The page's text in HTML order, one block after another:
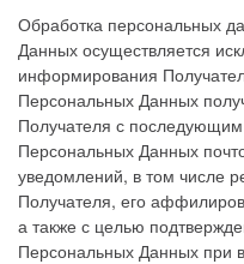
Обработка персональных
Данных осуществляется
информирования
Персональных Данных
Получателя с
Персональных Данных
уведомлений, в том числе
Получателя, его
а также с целью
Персональных Данных при